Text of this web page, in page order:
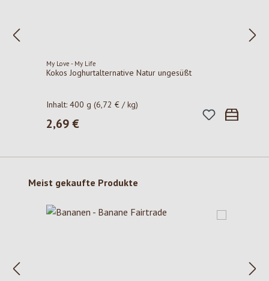
My Love - My Life
Kokos Joghurtalternative Natur ungesüßt
Inhalt:400 g(6,72 € / kg)
Regulärer Preis:
2,69 €
Produktgalerie überspringen
Meist gekaufte Produkte